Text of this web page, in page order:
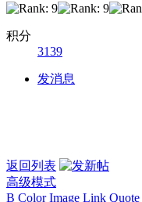
积分
3139
发消息
返回列表
高级模式
B Color Image Link Quote